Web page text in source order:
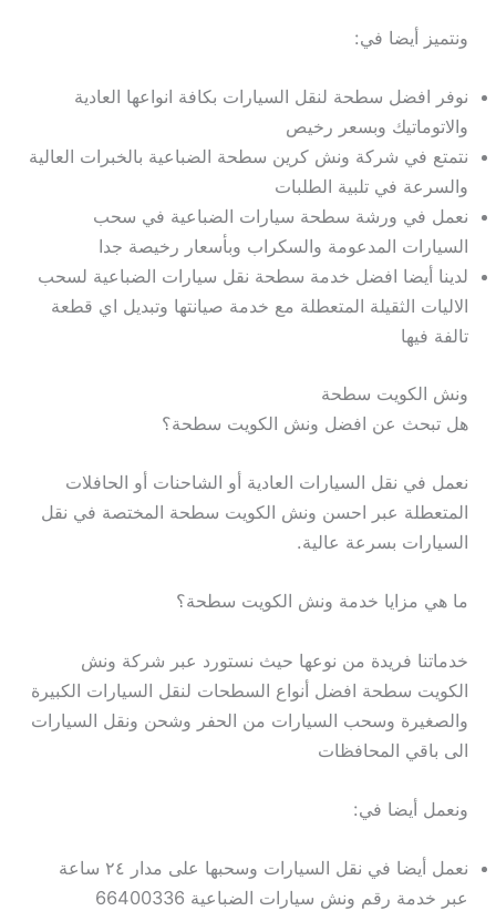
ونتميز أيضا في:
نوفر افضل سطحة لنقل السيارات بكافة انواعها العادية
والاتوماتيك وبسعر رخيص
نتمتع في شركة ونش كرين سطحة الضباعية بالخبرات العالية
والسرعة في تلبية الطلبات
نعمل في ورشة سطحة سيارات الضباعية في سحب
السيارات المدعومة والسكراب وبأسعار رخيصة جدا
لدينا أيضا افضل خدمة سطحة نقل سيارات الضباعية لسحب
الاليات الثقيلة المتعطلة مع خدمة صيانتها وتبديل اي قطعة
تالفة فيها
ونش الكويت سطحة
هل تبحث عن افضل ونش الكويت سطحة؟
نعمل في نقل السيارات العادية أو الشاحنات أو الحافلات
المتعطلة عبر احسن ونش الكويت سطحة المختصة في نقل
السيارات بسرعة عالية.
ما هي مزايا خدمة ونش الكويت سطحة؟
خدماتنا فريدة من نوعها حيث نستورد عبر شركة ونش
الكويت سطحة افضل أنواع السطحات لنقل السيارات الكبيرة
والصغيرة وسحب السيارات من الحفر وشحن ونقل السيارات
الى باقي المحافظات
ونعمل أيضا في:
نعمل أيضا في نقل السيارات وسحبها على مدار ٢٤ ساعة
عبر خدمة رقم ونش سيارات الضباعية 66400336